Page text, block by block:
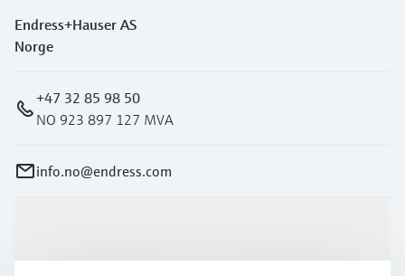
Endress+Hauser AS
Norge
+47 32 85 98 50
NO 923 897 127 MVA
info.no@endress.com